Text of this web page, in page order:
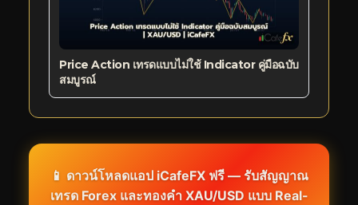
Price Action เทรดแบบไม่ใช้ Indicator คู่มือฉบับ
สมบูรณ์
📱 ดาวน์โหลดแอป iCafeFX ฟรี — รับสัญญาณ
เทรด Forex และทองคำ XAU/USD แบบ Real-